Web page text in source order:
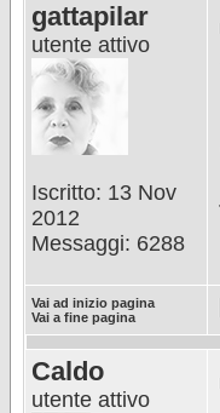
gattapilar
utente attivo
Iscritto: 13 Nov
2012
Messaggi: 6288
Vai ad inizio pagina
Vai a fine pagina
Caldo
utente attivo